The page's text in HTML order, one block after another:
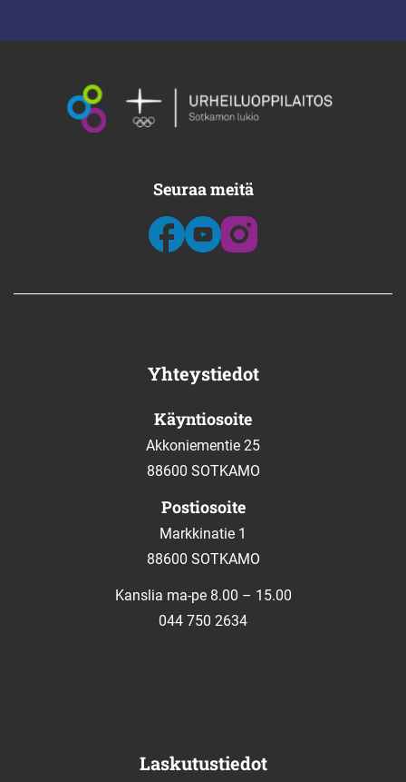
Seuraa meitä
Yhteystiedot
Käyntiosoite
Akkoniementie 25
88600 SOTKAMO
Postiosoite
Markkinatie 1
88600 SOTKAMO
Kanslia ma-pe 8.00 – 15.00
044 750 2634
Laskutustiedot